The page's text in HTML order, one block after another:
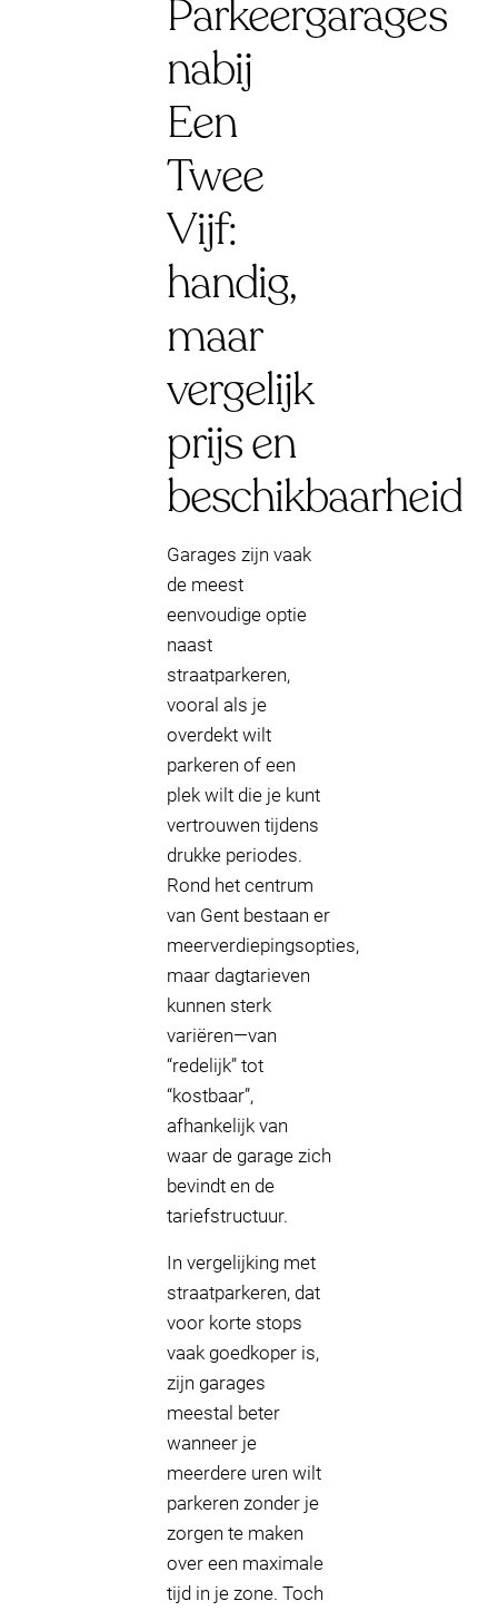
Parkeergarages
nabij
Een
Twee
Vijf:
handig,
maar
vergelijk
prijs en
beschikbaarheid
Garages zijn vaak
de meest
eenvoudige optie
naast
straatparkeren,
vooral als je
overdekt wilt
parkeren of een
plek wilt die je kunt
vertrouwen tijdens
drukke periodes.
Rond het centrum
van Gent bestaan er
meerverdiepingsopties,
maar dagtarieven
kunnen sterk
variëren—van
“redelijk” tot
“kostbaar”,
afhankelijk van
waar de garage zich
bevindt en de
tariefstructuur.
In vergelijking met
straatparkeren, dat
voor korte stops
vaak goedkoper is,
zijn garages
meestal beter
wanneer je
meerdere uren wilt
parkeren zonder je
zorgen te maken
over een maximale
tijd in je zone. Toch